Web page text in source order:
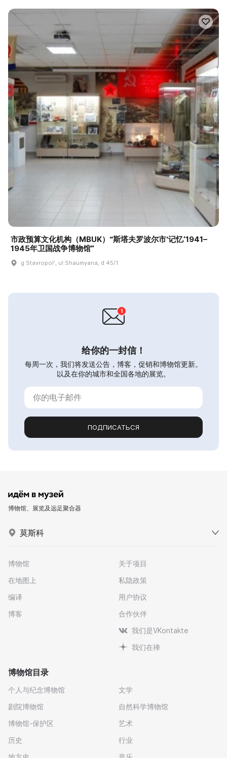
市政预算文化机构（MBUK）“斯塔夫罗波尔市‘记忆’1941–
1945年卫国战争博物馆”
g Stavropolʹ, ul Shaumyana, d 45/1
给你的一封信！
每周一次，我们将发送公告，博客，促销和博物馆更新。
以及在你的城市和全国各地的展览。
ПОДПИСАТЬСЯ
博物馆、展览及远足聚合器
莫斯科
博物馆
在地图上
编译
博客
关于项目
私隐政策
用户协议
合作伙伴
我们是VKontakte
我们在禅
博物馆目录
个人与纪念博物馆
剧院博物馆
博物馆-保护区
历史
文学
自然科学博物馆
艺术
行业